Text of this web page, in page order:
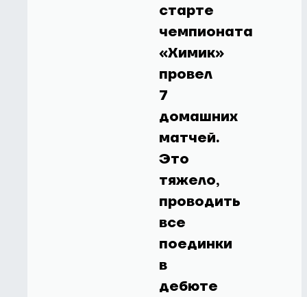
старте
чемпионата
«Химик»
провел
7
домашних
матчей.
Это
тяжело,
проводить
все
поединки
в
дебюте